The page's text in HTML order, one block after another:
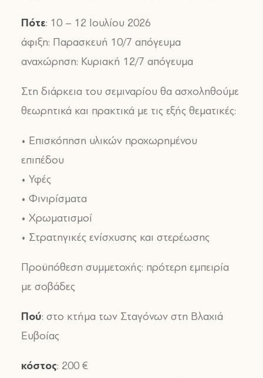
Πότε: 10 – 12 Ιουλίου 2026
άφιξη: Παρασκευή 10/7 απόγευμα
αναχώρηση: Κυριακή 12/7 απόγευμα
Στη διάρκεια του σεμιναρίου θα ασχοληθούμε
θεωρητικά και πρακτικά με τις εξής θεματικές:
• Επισκόπηση υλικών προχωρημένου
επιπέδου
• Υφές
• Φινιρίσματα
• Χρωματισμοί
• Στρατηγικές ενίσχυσης και στερέωσης
Προϋπόθεση συμμετοχής: πρότερη εμπειρία
με σοβάδες
Πού: στο κτήμα των Σταγόνων στη Βλαχιά
Ευβοίας
κόστος: 200 €